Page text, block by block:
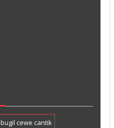
bugil cewe cantik